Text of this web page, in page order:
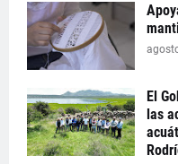
El
las